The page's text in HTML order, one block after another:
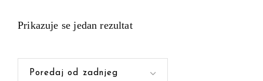
Prikazuje se jedan rezultat
Poredaj od zadnjeg